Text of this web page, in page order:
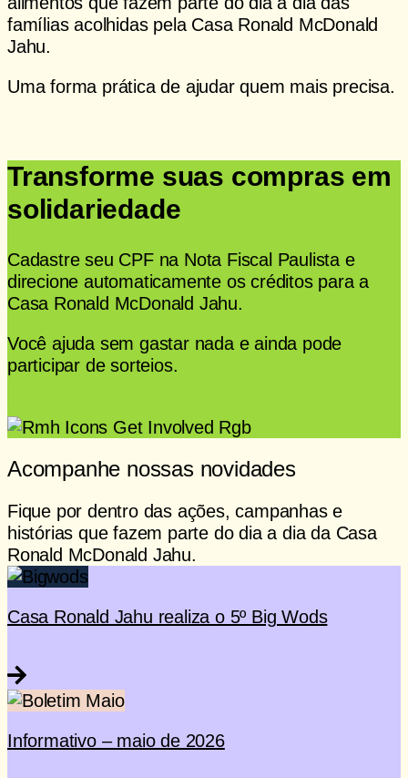
famílias acolhidas pela Casa Ronald McDonald
Jahu.
Uma forma prática de ajudar quem mais precisa.
Transforme suas compras em
solidariedade
Cadastre seu CPF na Nota Fiscal Paulista e
direcione automaticamente os créditos para a
Casa Ronald McDonald Jahu.
Você ajuda sem gastar nada e ainda pode
participar de sorteios.
Acompanhe nossas novidades
Fique por dentro das ações, campanhas e
histórias que fazem parte do dia a dia da Casa
Ronald McDonald Jahu.
Casa Ronald Jahu realiza o 5º Big Wods
Informativo – maio de 2026